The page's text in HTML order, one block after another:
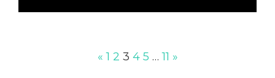
« 1 2 3 4 5 … 11 »